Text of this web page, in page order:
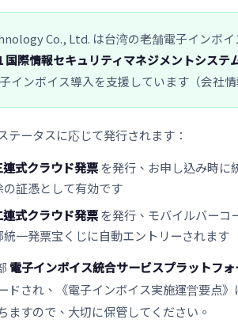
Co., Ltd. は台湾の老舗電子インボ
国際情報セキュリティマネジメントシステ
インボイス導入を支援しています（会社情
テータスに応じて発行されます：
連式クラウド発票を発行、お申し込み時に
証憑として有効です
連式クラウド発票を発行、モバイルバーコ
一発票宝くじに自動エントリーされます
電子インボイス統合サービスプラットフ
ドされ、《電子インボイス実施運営要点
ますので、大切に保管してください。